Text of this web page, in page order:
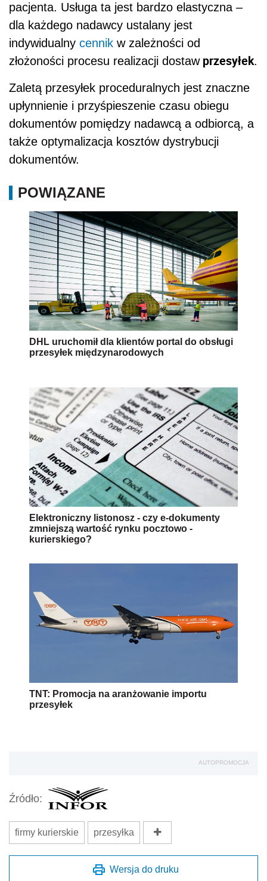
pacjenta. Usługa ta jest bardzo elastyczna –
dla każdego nadawcy ustalany jest
indywidualny cennik w zależności od
złożoności procesu realizacji dostawprzesyłek.
Zaletą przesyłek proceduralnych jest znaczne
upłynnienie i przyśpieszenie czasu obiegu
dokumentów pomiędzy nadawcą a odbiorcą, a
także optymalizacja kosztów dystrybucji
dokumentów.
POWIĄZANE
DHL uruchomił dla klientów portal do obsługi
przesyłek międzynarodowych
Elektroniczny listonosz - czy e-dokumenty
zmniejszą wartość rynku pocztowo -
kurierskiego?
TNT: Promocja na aranżowanie importu
przesyłek
AUTOPROMOCJA
Źródło:
firmy kurierskie przesyłka
Wersja do druku